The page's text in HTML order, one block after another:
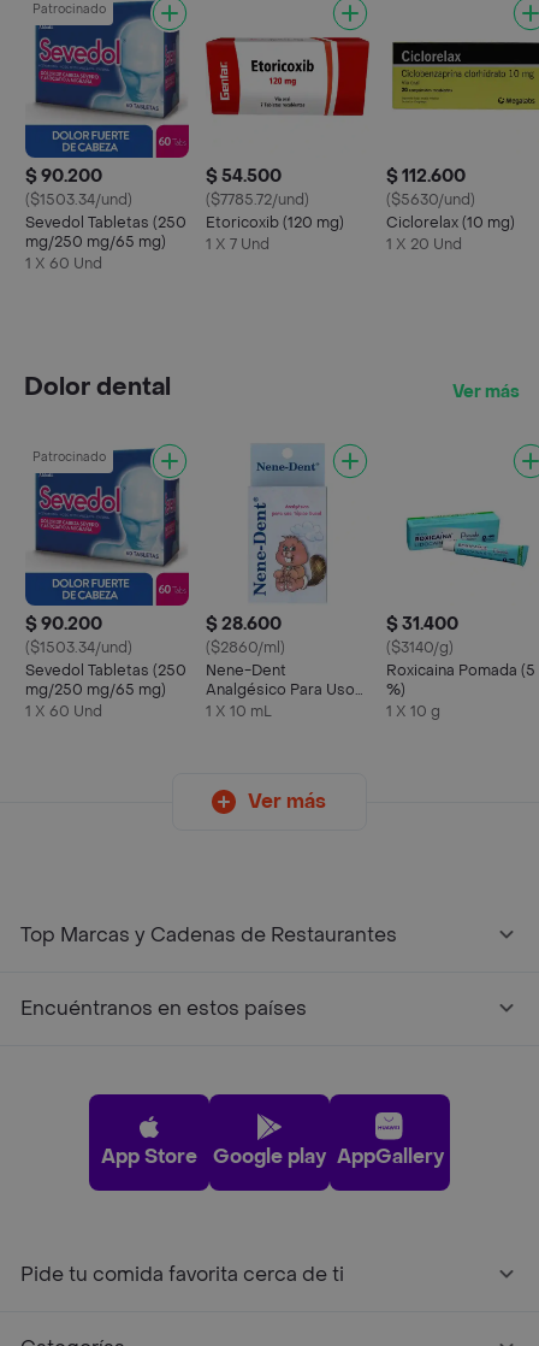
Patrocinado
$ 90.200
($1503.34/und)
Sevedol Tabletas (250
mg/250 mg/65 mg)
1 X 60 Und
$ 54.500
($7785.72/und)
Etoricoxib (120 mg)
1 X 7 Und
$ 112.600
($5630/und)
Ciclorelax (10 mg)
1 X 20 Und
Dolor dental Ver más
Patrocinado
$ 90.200
($1503.34/und)
Sevedol Tabletas (250
mg/250 mg/65 mg)
1 X 60 Und
$ 28.600
($2860/ml)
Nene-Dent
Analgésico Para Uso
Tópico Bucal Lidocaína
1 X 10 mL
$ 31.400
($3140/g)
Roxicaina Pomada (5
%)
1 X 10 g
Ver más
Top Marcas y Cadenas de Restaurantes
Encuéntranos en estos países
App Store Google play AppGallery
Pide tu comida favorita cerca de ti